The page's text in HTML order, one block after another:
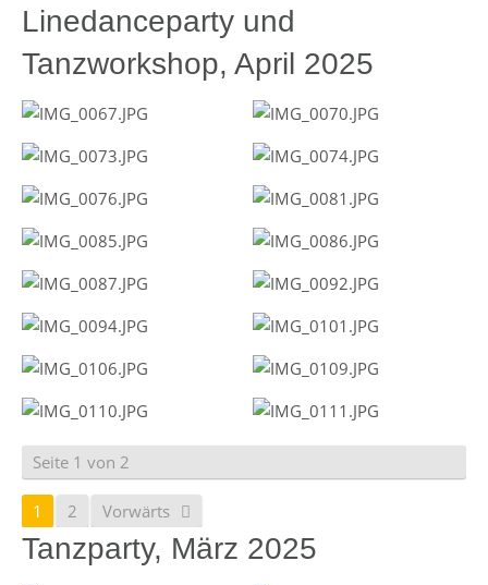
Linedanceparty und
Tanzworkshop, April 2025
Seite 1 von 2
1 2 Vorwärts
Tanzparty, März 2025